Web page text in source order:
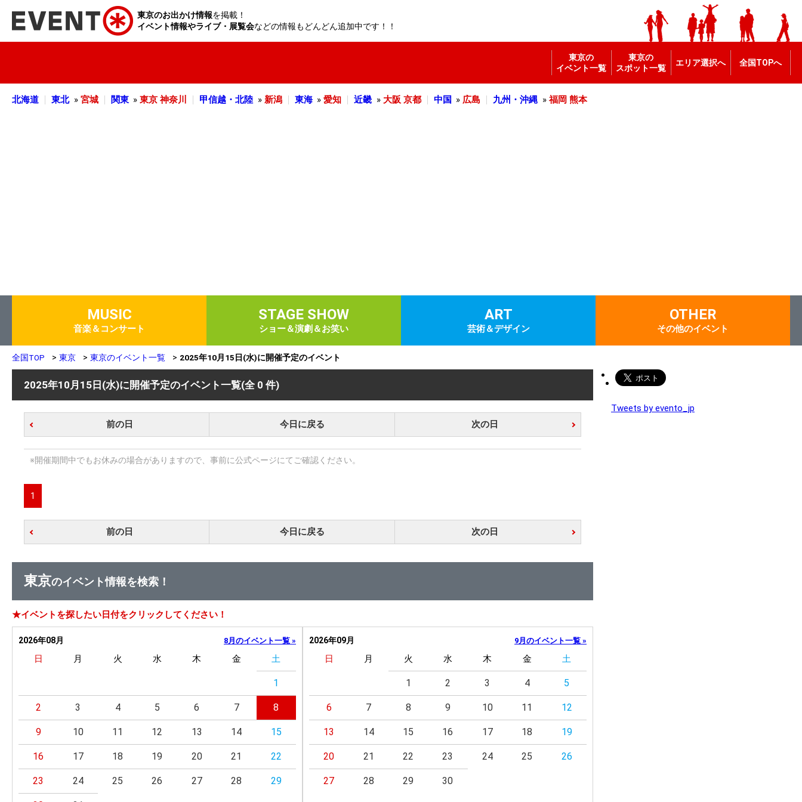
東京のお出かけ情報を掲載！
イベント情報やライブ・展覧会などの情報もどんどん追加中です！！
東京の
イベント一覧
東京の
スポット一覧
エリア選択へ 全国TOPへ
北海道 東北 » 宮城 関東 » 東京 神奈川 甲信越・北陸 » 新潟 東海 » 愛知 近畿 » 大阪 京都 中国 » 広島 九州・沖縄 » 福岡 熊本
MUSIC
音楽＆コンサート
STAGE SHOW
ショー＆演劇＆お笑い
ART
芸術＆デザイン
OTHER
その他のイベント
全国TOP 東京 東京のイベント一覧 2025年10月15日(水)に開催予定のイベント
2025年10月15日(水)に開催予定のイベント一覧(全 0 件)
前の日 今日に戻る 次の日
※開催期間中でもお休みの場合がありますので、事前に公式ページにてご確認ください。
1
前の日 今日に戻る 次の日
東京のイベント情報を検索！
★イベントを探したい日付をクリックしてください！
2026年08月 8月のイベント一覧 »
日 月 火 水 木 金 土
1
2 3 4 5 6 7 8
9 10 11 12 13 14 15
16 17 18 19 20 21 22
23 24 25 26 27 28 29
2026年09月 9月のイベント一覧 »
日 月 火 水 木 金 土
1 2 3 4 5
6 7 8 9 10 11 12
13 14 15 16 17 18 19
20 21 22 23 24 25 26
27 28 29 30
Tweets by evento_jp